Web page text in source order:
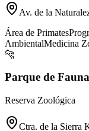
Av. de la
Área de Primates
AmbientalMedicina
🐆
Parque de
Reserva Zoológica
Ctra. de la Sierra